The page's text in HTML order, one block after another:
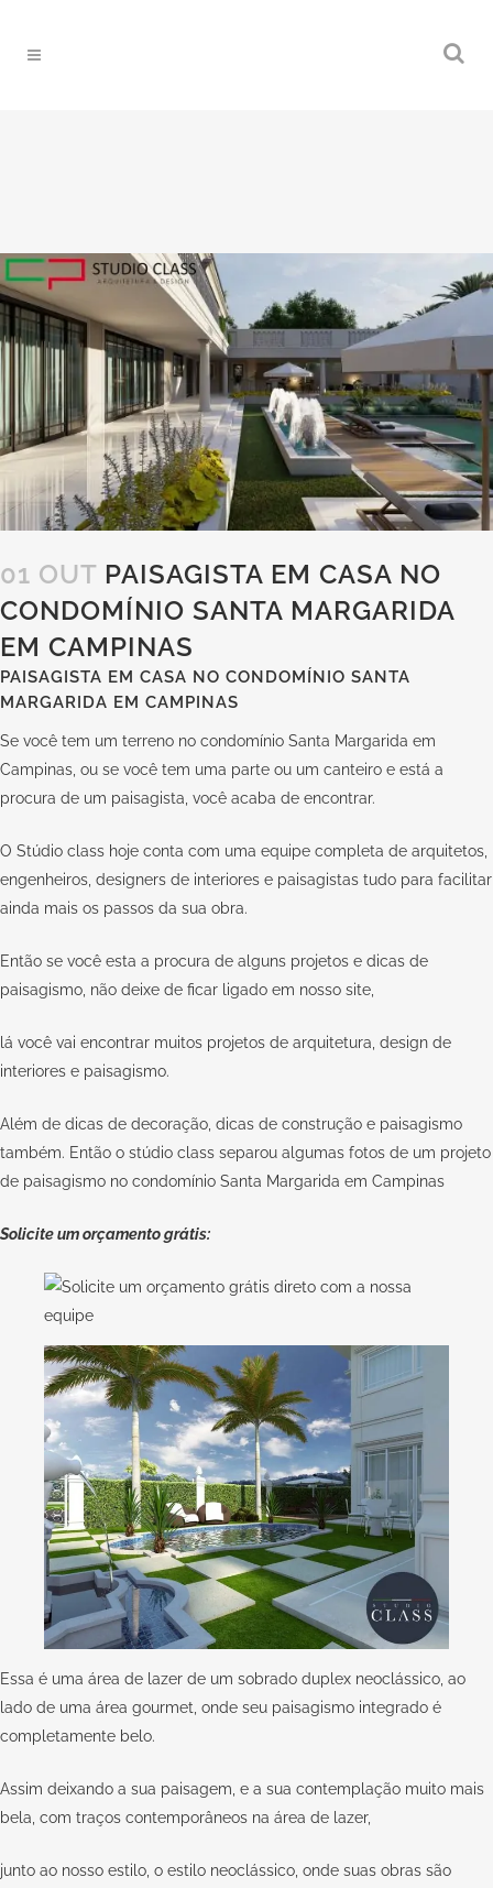
01 OUT PAISAGISTA EM CASA NO
CONDOMÍNIO SANTA MARGARIDA
EM CAMPINAS
PAISAGISTA EM CASA NO CONDOMÍNIO SANTA
MARGARIDA EM CAMPINAS
Se você tem um terreno no condomínio Santa Margarida em
Campinas, ou se você tem uma parte ou um canteiro e está a
procura de um paisagista, você acaba de encontrar.
O Stúdio class hoje conta com uma equipe completa de arquitetos,
engenheiros, designers de interiores e paisagistas tudo para facilitar
ainda mais os passos da sua obra.
Então se você esta a procura de alguns projetos e dicas de
paisagismo, não deixe de ficar ligado em nosso site,
lá você vai encontrar muitos projetos de arquitetura, design de
interiores e paisagismo.
Além de dicas de decoração, dicas de construção e paisagismo
também. Então o stúdio class separou algumas fotos de um projeto
de paisagismo no condomínio Santa Margarida em Campinas
Solicite um orçamento grátis:
Essa é uma área de lazer de um sobrado duplex neoclássico, ao
lado de uma área gourmet, onde seu paisagismo integrado é
completamente belo.
Assim deixando a sua paisagem, e a sua contemplação muito mais
bela, com traços contemporâneos na área de lazer,
junto ao nosso estilo, o estilo neoclássico, onde suas obras são